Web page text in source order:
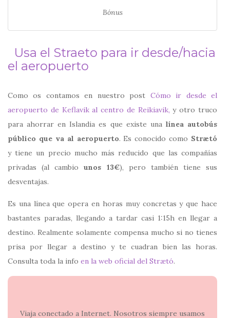
Bónus
Usa el Straeto para ir desde/hacia
el aeropuerto
Como os contamos en nuestro post Cómo ir desde el
aeropuerto de Keflavik al centro de Reikiavik, y otro truco
para ahorrar en Islandia es que existe una línea autobús
público que va al aeropuerto. Es conocido como Strætó
y tiene un precio mucho más reducido que las compañías
privadas (al cambiounos 13€), pero también tiene sus
desventajas.
Es una línea que opera en horas muy concretas y que hace
bastantes paradas, llegando a tardar casi 1:15h en llegar a
destino. Realmente solamente compensa mucho si no tienes
prisa por llegar a destino y te cuadran bien las horas.
Consulta toda la info en la web oficial del Strætó.
Viaja conectado a Internet. Nosotros siempre usamos